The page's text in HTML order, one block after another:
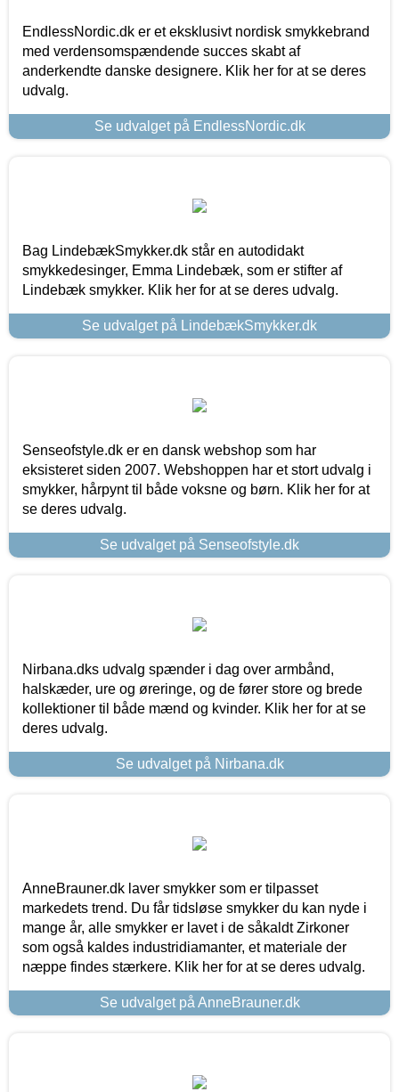
EndlessNordic.dk er et eksklusivt nordisk smykkebrand
med verdensomspændende succes skabt af
anderkendte danske designere. Klik her for at se deres
udvalg.
Se udvalget på EndlessNordic.dk
Bag LindebækSmykker.dk står en autodidakt
smykkedesinger, Emma Lindebæk, som er stifter af
Lindebæk smykker. Klik her for at se deres udvalg.
Se udvalget på LindebækSmykker.dk
Senseofstyle.dk er en dansk webshop som har
eksisteret siden 2007. Webshoppen har et stort udvalg i
smykker, hårpynt til både voksne og børn. Klik her for at
se deres udvalg.
Se udvalget på Senseofstyle.dk
Nirbana.dks udvalg spænder i dag over armbånd,
halskæder, ure og øreringe, og de fører store og brede
kollektioner til både mænd og kvinder. Klik her for at se
deres udvalg.
Se udvalget på Nirbana.dk
AnneBrauner.dk laver smykker som er tilpasset
markedets trend. Du får tidsløse smykker du kan nyde i
mange år, alle smykker er lavet i de såkaldt Zirkoner
som også kaldes industridiamanter, et materiale der
næppe findes stærkere. Klik her for at se deres udvalg.
Se udvalget på AnneBrauner.dk